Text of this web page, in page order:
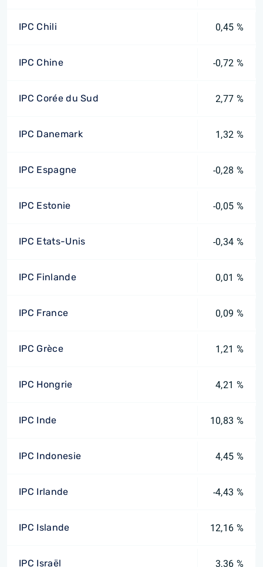
IPC Chili 0,45 %
IPC Chine -0,72 %
IPC Corée du Sud 2,77 %
IPC Danemark 1,32 %
IPC Espagne -0,28 %
IPC Estonie -0,05 %
IPC Etats-Unis -0,34 %
IPC Finlande 0,01 %
IPC France 0,09 %
IPC Grèce 1,21 %
IPC Hongrie 4,21 %
IPC Inde 10,83 %
IPC Indonesie 4,45 %
IPC Irlande -4,43 %
IPC Islande 12,16 %
IPC Israël 3,36 %